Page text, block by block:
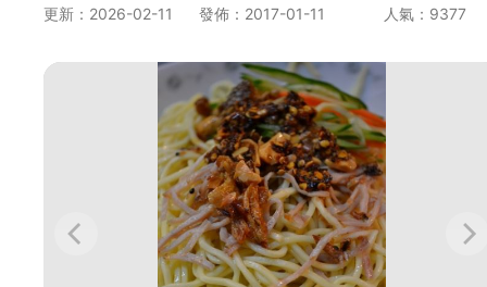
更新：2026-02-11 發佈：2017-01-11 人氣：9377